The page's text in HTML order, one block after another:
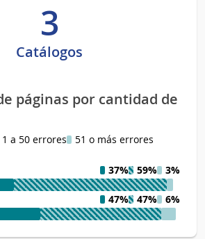
3
Catálogos
páginas por cantidad de
1 a 50 errores 51 o más errores
37% 59% 3%
47% 47% 6%